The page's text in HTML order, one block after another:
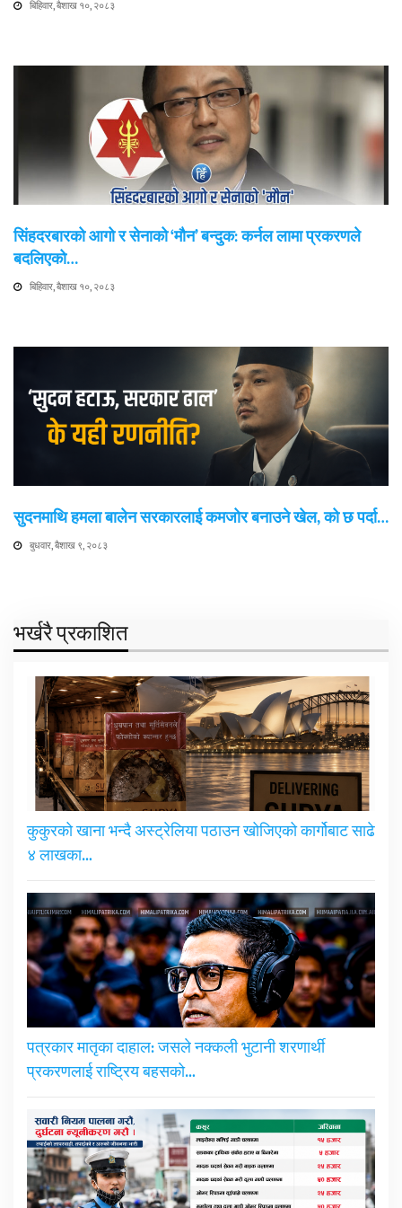
बिहिवार, बैशाख १०, २०८३
सिंहदरबारको आगो र सेनाको ‘मौन’ बन्दुक: कर्नल लामा प्रकरणले
बदलिएको…
बिहिवार, बैशाख १०, २०८३
सुदनमाथि हमला बालेन सरकारलाई कमजोर बनाउने खेल, को छ पर्दा…
बुधवार, बैशाख ९, २०८३
भर्खरै प्रकाशित
कुकुरको खाना भन्दै अस्ट्रेलिया पठाउन खोजिएको कार्गोबाट साढे
४ लाखका…
पत्रकार मातृका दाहाल: जसले नक्कली भुटानी शरणार्थी
प्रकरणलाई राष्ट्रिय बहसको…